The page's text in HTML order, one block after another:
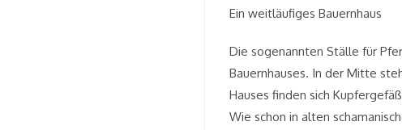
Ein weitläufiges Bauernhaus
Die sogenannten Ställe für
Bauernhauses. In der Mitte
Hauses finden sich
Wie schon in alten